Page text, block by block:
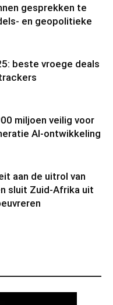
gesprekken te
en geopolitieke
beste vroege deals
miljoen veilig voor
AI-ontwikkeling
aan de uitrol van
sluit Zuid-Afrika uit